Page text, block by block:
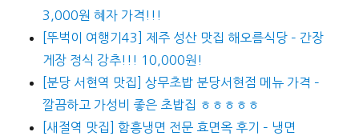
3,000원 혜자 가격!!!
[뚜벅이 여행기43] 제주 성산 맛집 해오름식당 – 간장
게장 정식 강추!!! 10,000원!
[분당 서현역 맛집] 상무초밥 분당서현점 메뉴 가격 –
깔끔하고 가성비 좋은 초밥집 ㅎㅎㅎㅎㅎ
[새절역 맛집] 함흥냉면 전문 효면옥 후기 – 냉면